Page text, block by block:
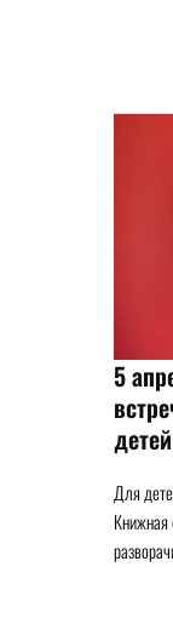
5
Для
Книжная